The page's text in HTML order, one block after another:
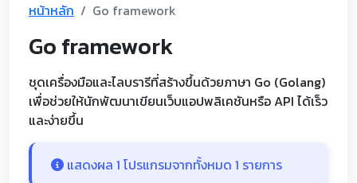
หน้าหลัก Go framework
Go framework
ชุดเครื่องมือและไลบรารีที่สร้างขึ้นด้วยภาษา Go (Golang)
เพื่อช่วยให้นักพัฒนาเขียนเว็บแอปพลิเคชันหรือ API ได้เร็ว
และง่ายขึ้น
แสดงผล 1 โปรแกรมจากทั้งหมด 1 รายการ